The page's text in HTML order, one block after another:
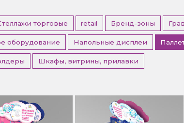
торговые retail Бренд-зоны
оборудование Напольные дисплеи
Шкафы, витрины, прилавки